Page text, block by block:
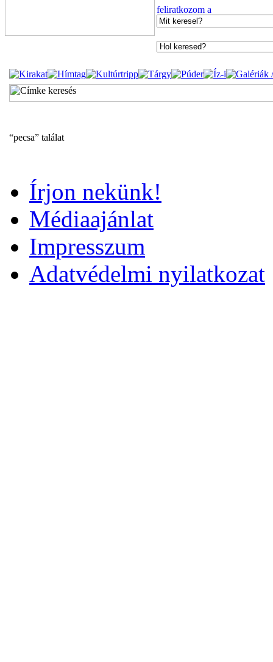
“pecsa” találat
Írjon nekünk!
Médiaajánlat
Impresszum
Adatvédelmi nyilatkozat